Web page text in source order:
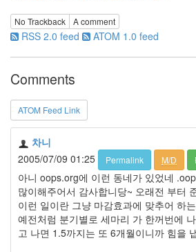
No Trackback A comment
RSS 2.0 feed ATOM 1.0 feed
Comments
ATOM Feed Link
차니
2005/07/09 01:25
Permalink M/D
아니 oops.org에 이런 동네가 있었네
많이해주어서 감사합니당~ 오래전 부터
이런 일이란 그냥 마감효과에 맞추어 하
예전처럼 분기별로 세마리 가 한꺼번에
고 나면 1.5까지는 또 6개월이니까 힘을
이
11
둘
째
사
고
일
지
3
Tech
143
녕
리
눅
스
42